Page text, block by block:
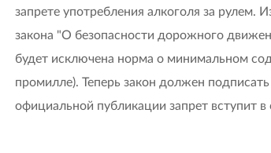
запрете употребления алкоголя за рулем.
закона "О безопасности дорожного
будет исключена норма о минимальном
промилле). Теперь закон должен
официальной публикации запрет вступит в